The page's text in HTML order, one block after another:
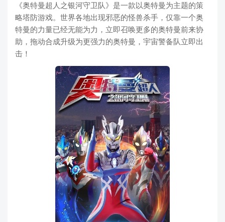
《奥特曼超人之银河守卫队》是一款以奥特曼为主题的策
略塔防游戏。世界各地出现邪恶的怪兽杀手，仅靠一个奥
特曼的力量已经无能为力，立即召唤更多的奥特曼前来协
助，拖动合成升级为更强力的奥特曼，宇宙警备队立即出
击！